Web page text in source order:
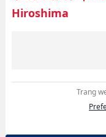
sinh, số lượng trúng tuyển,
Hiroshima
Trang